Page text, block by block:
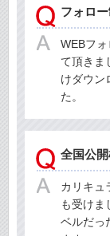
フォロ
WEBフ
て頂きま
けダウン
た。
全国公
カリキュ
も受けま
ベルだっ